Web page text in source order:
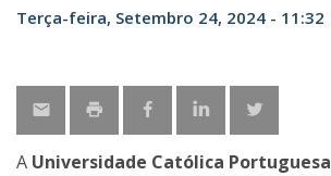
Terça-feira, Setembro 24, 2024 - 11:32
A Universidade Católica Portuguesa